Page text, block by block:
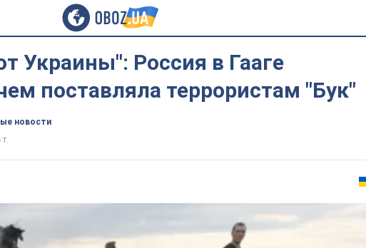
Украины": Россия в Гааге
поставляла террористам "Бук"
новости